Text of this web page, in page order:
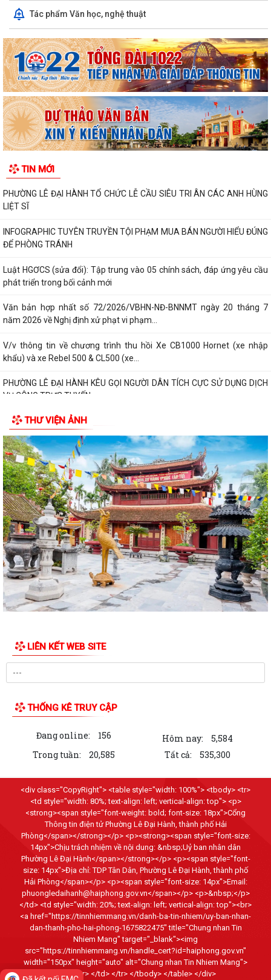
Tác phẩm Văn học, nghệ thuật
TIN MỚI
PHƯỜNG LÊ ĐẠI HÀNH TỔ CHỨC LỄ CẦU SIÊU TRI ÂN CÁC ANH HÙNG
LIỆT SĨ
INFOGRAPHIC TUYÊN TRUYỀN TỘI PHẠM MUA BÁN NGƯỜI HIỂU ĐÚNG
ĐỂ PHÒNG TRÁNH
Luật HGƠCS (sửa đổi): Tập trung vào 05 chính sách, đáp ứng yêu cầu
phát triển trong bối cảnh mới
Văn bản hợp nhất số 72/2026/VBHN-NĐ-BNNMT ngày 20 tháng 7
năm 2026 về Nghị định xử phạt vi phạm...
V/v thông tin về chương trình thu hồi Xe CB1000 Hornet (xe nhập
khẩu) và xe Rebel 500 & CL500 (xe...
PHƯỜNG LÊ ĐẠI HÀNH KÊU GỌI NGƯỜI DÂN TÍCH CỰC SỬ DỤNG DỊCH
VỤ CÔNG TRỰC TUYẾN
THƯ VIỆN ẢNH
LIÊN KẾT WEB SITE
THỐNG KÊ TRUY CẬP
Đang online: 156 Hôm nay:
5,584
Trong tuần:
20,585 Tất cả: 535,300
<div class="CopyRight"> <table style="width: 100%"> <tbody> <tr>
<td style="width: 80%; text-align: left; vertical-align: top"> <p>
<strong><span style="font-weight: bold; font-size: 18px">Cổng
Thông tin điện tử Phường Lê Đại Hành, thành phố Hải
Phòng</span></strong></p> <p><strong><span style="font-size:
14px">Chịu trách nhiệm về nội dung: &nbsp;Uỷ ban nhân dân
Phường Lê Đại Hành</span></strong></p> <p><span style="font-
size: 14px">Địa chỉ: TDP Tân Dân, Phường Lê Đại Hành, thành phố
Hải Phòng</span></p> <p><span style="font-size: 14px">Email:
phuongledaihanh@haiphong.gov.vn</span></p> <p>&nbsp;</p>
</td> <td style="width: 20%; text-align: left; vertical-align: top"><br>
<a href="https://tinnhiemmang.vn/danh-ba-tin-nhiem/uy-ban-nhan-
dan-thanh-pho-hai-phong-1675822475" title="Chung nhan Tin
Nhiem Mang" target="_blank"><img
src="https://tinnhiemmang.vn/handle_cert?id=haiphong.gov.vn"
width="150px" height="auto" alt="Chung nhan Tin Nhiem Mang">
</a> <br> </td> </tr> </tbody> </table> </div>